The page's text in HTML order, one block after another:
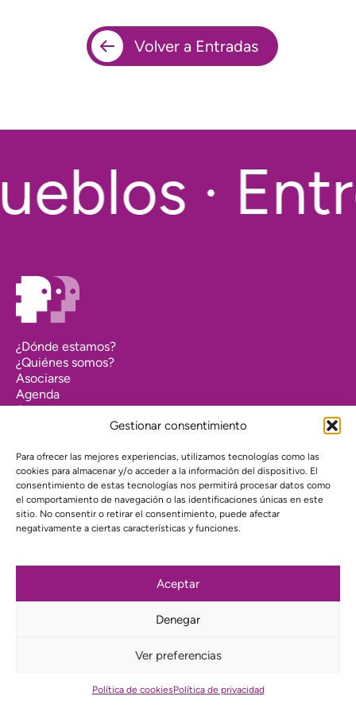
Gestionar consentimiento
Para ofrecer las mejores experiencias, utilizamos tecnologías como las
cookies para almacenar y/o acceder a la información del dispositivo. El
consentimiento de estas tecnologías nos permitirá procesar datos como
el comportamiento de navegación o las identificaciones únicas en este
sitio. No consentir o retirar el consentimiento, puede afectar
negativamente a ciertas características y funciones.
Aceptar
Denegar
Ver preferencias
Política de cookiesPolítica de privacidad
Volver a Entradas
·
Suscríbete a nuestra newsletter
Mastodon
YouTube
Telegram
¿Dónde estamos?
¿Quiénes somos?
Asociarse
Agenda
Contacto
Política de privacidad
Proyecto web financiado por: